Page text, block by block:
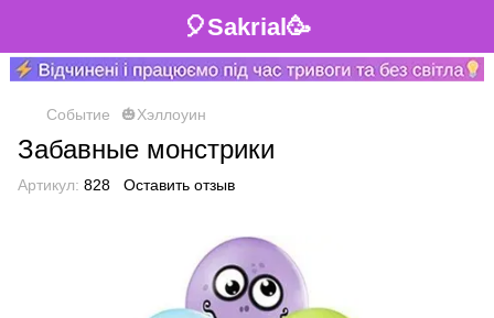
🎈Sakrial🥳
Событие 🎃Хэллоуин
Забавные монстрики
Артикул: 828 Оставить отзыв